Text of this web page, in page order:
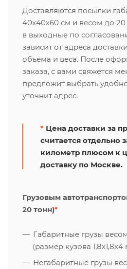
Доставляются посылки
40х40х60 см и весом до 20
в выходные по
зависит от адреса доставки
объема и веса. После
заказа, с вами свяжется
предложит выбрать
уточнит адрес.
* Цена доставки за
считается отдельно
километр плюсом к
доставку по Москве.
Грузовым
20 тонн)*
Габаритные грузы
(размер кузова 1,8х1,8х4
Негабаритные грузы